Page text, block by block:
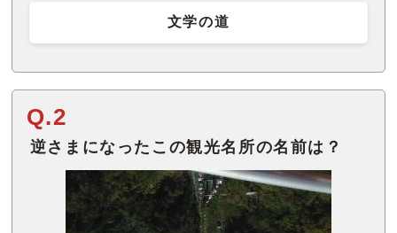
文学の道
Q.2
逆さまになったこの観光名所の名前は？